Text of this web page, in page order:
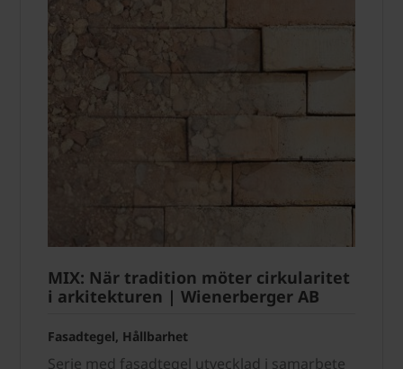
MIX: När tradition möter cirkularitet
i arkitekturen | Wienerberger AB
Fasadtegel, Hållbarhet
Serie med fasadtegel utvecklad i samarbete